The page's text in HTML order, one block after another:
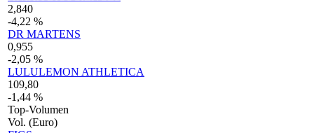
2,840
-4,22 %
DR MARTENS
0,955
-2,05 %
LULULEMON ATHLETICA
109,80
-1,44 %
Top-Volumen
Vol. (Euro)